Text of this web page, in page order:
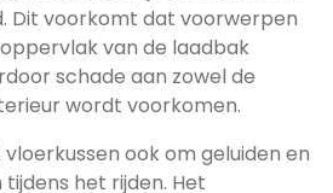
Dit voorkomt dat voorwerpen
van de laadbak
schade aan zowel de
wordt voorkomen.
ook om geluiden en
het rijden. Het